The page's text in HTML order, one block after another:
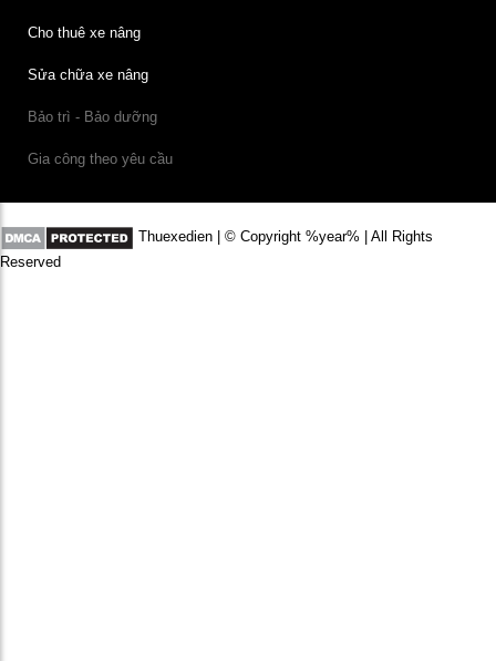
Cho thuê xe nâng
Sửa chữa xe nâng
Bảo trì - Bảo dưỡng
Gia công theo yêu cầu
Thuexedien | © Copyright %year% | All Rights
Reserved